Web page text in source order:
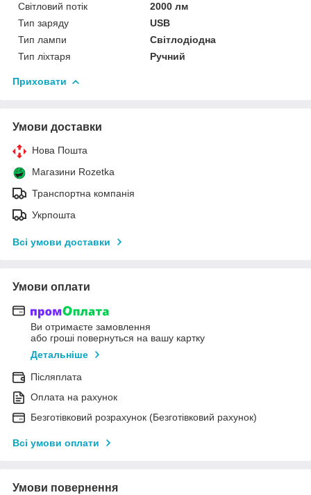
Світловий потік
2000 лм
Тип заряду
USB
Тип лампи
Світлодіодна
Тип ліхтаря
Ручний
Приховати
Умови доставки
Нова Пошта
Магазини Rozetka
Транспортна компанія
Укрпошта
Всі умови доставки
Умови оплати
Ви отримаєте замовлення
або гроші повернуться на вашу картку
Детальніше
Післяплата
Оплата на рахунок
Безготівковий розрахунок (Безготівковий рахунок)
Всі умови оплати
Умови повернення